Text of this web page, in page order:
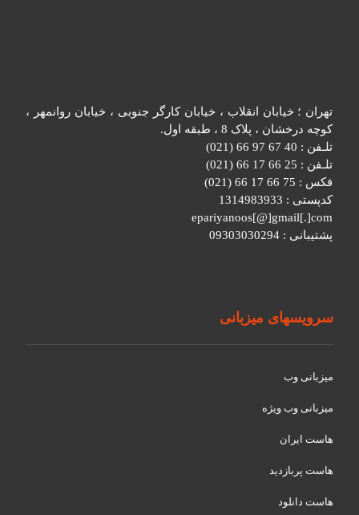
تهران ؛ خیابان انقلاب ، خیابان کارگر جنوبی ، خیابان روانمهر ،
کوچه درخشان ، پلاک 8 ، طبقه اول.
تلـفن : 40 67 97 66 (021)
تلـفن : 25 66 17 66 (021)
فکس : 75 66 17 66 (021)
کدپستی : 1314983933
epariyanoos[@]gmail[.]com
پشتیبانی : 09303030294
سرویسهای میزبانی
میزبانی وب
میزبانی وب ویژه
هاست ایران
هاست پربازدید
هاست دانلود